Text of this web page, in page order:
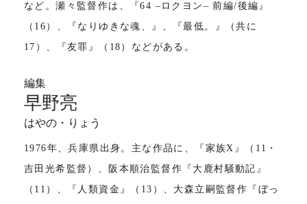
など。瀬々監督作は、『64 ‒ロクヨン‒ 前編/後編』
（16）、『なりゆきな魂、』、『最低。』（共に
17）、『友罪』（18）などがある。
編集
早野亮
はやの・りょう
1976年、兵庫県出身。主な作品に、『家族X』（11・
吉田光希監督）、阪本順治監督作『大鹿村騒動記』
（11）、『人類資金』（13）、大森立嗣監督作『ぼっ